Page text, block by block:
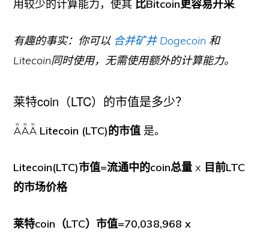
用较少的计算能力，使其 比Bitcoin更容易开采.
有趣的事实：你可以 合并矿井 Dogecoin 和
Litecoin同时使用，无需使用额外的计算能力。
莱特coin（LTC）的市值是多少？
ǞǞǞ Litecoin (LTC)的市值 是。
Litecoin(LTC)市值=流通中的coin总量x 目前LTC
的市场价格
莱特coin（LTC）市值=70,038,968 x